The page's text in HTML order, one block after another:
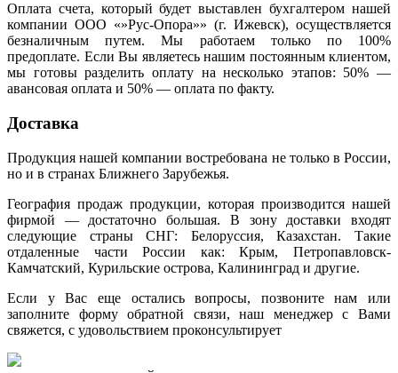
Оплата счета, который будет выставлен бухгалтером нашей
компании ООО «»Рус-Опора»» (г. Ижевск), осуществляется
безналичным путем. Мы работаем только по 100%
предоплате. Если Вы являетесь нашим постоянным клиентом,
мы готовы разделить оплату на несколько этапов: 50% —
авансовая оплата и 50% — оплата по факту.
Доставка
Продукция нашей компании востребована не только в России,
но и в странах Ближнего Зарубежья.
География продаж продукции, которая производится нашей
фирмой — достаточно большая. В зону доставки входят
следующие страны СНГ: Белоруссия, Казахстан. Такие
отдаленные части России как: Крым, Петропавловск-
Камчатский, Курильские острова, Калининград и другие.
Если у Вас еще остались вопросы, позвоните нам или
заполните форму обратной связи, наш менеджер с Вами
свяжется, с удовольствием проконсультирует